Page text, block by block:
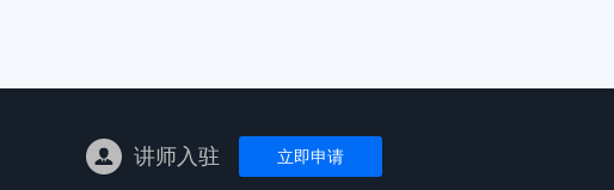
讲师入驻 立即申请